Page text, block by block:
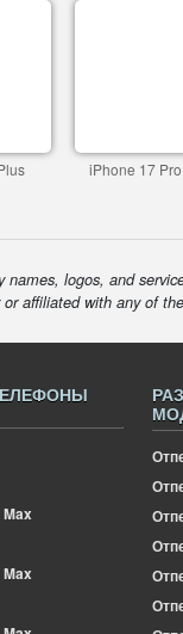
iPhone 17
names, logos, and
affiliated with any of
Max
Max